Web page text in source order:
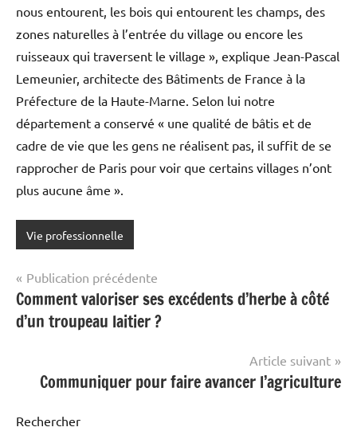
nous entourent, les bois qui entourent les champs, des
zones naturelles à l’entrée du village ou encore les
ruisseaux qui traversent le village », explique Jean-Pascal
Lemeunier, architecte des Bâtiments de France à la
Préfecture de la Haute-Marne. Selon lui notre
département a conservé « une qualité de bâtis et de
cadre de vie que les gens ne réalisent pas, il suffit de se
rapprocher de Paris pour voir que certains villages n’ont
plus aucune âme ».
Vie professionnelle
Navigation
de
l’article
Publication précédente
Comment valoriser ses excédents d’herbe à côté
d’un troupeau laitier ?
Article suivant
Communiquer pour faire avancer l’agriculture
Rechercher